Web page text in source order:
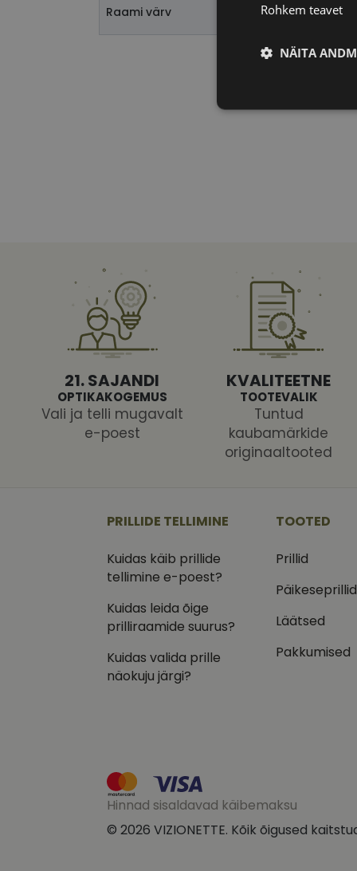
Raami värv black
21. SAJANDI
OPTIKAKOGEMUS
Vali ja telli mugavalt
e-poest
KVALITEETNE
TOOTEVALIK
Tuntud
kaubamärkide
originaaltooted
PRILLIDE TELLIMINE
Kuidas käib prillide
tellimine e-poest?
Kuidas leida õige
prilliraamide suurus?
Kuidas valida prille
näokuju järgi?
TOOTED
Prillid
Päikeseprillid
Läätsed
Pakkumised
Hinnad sisaldavad käibemaksu
© 2026 VIZIONETTE. Kõik õigused
Rohkem teavet
NÄITA
Nimi
shipping_country
CookieScriptConsent
csrftoken
_ga_VQ82NFQ41G
__kla_id
test_cookie
_fbp